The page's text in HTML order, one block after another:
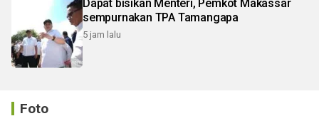
Dapat bisikan Menteri, Pemkot Makassar
sempurnakan TPA Tamangapa
5 jam lalu
Foto